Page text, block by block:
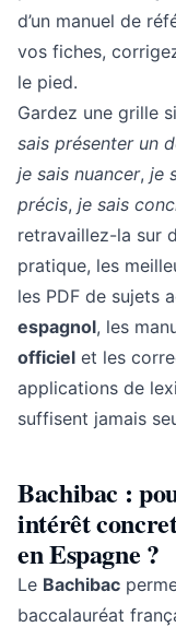
d’un manuel de
vos fiches,
le pied.
Gardez une grille
sais présenter un
je sais nuancer, je
précis, je sais
retravaillez-la sur
pratique, les
les PDF de sujets
espagnol, les
officiel et les
applications de
suffisent jamais
Bachibac :
intérêt
en Espagne ?
Le Bachibac
baccalauréat